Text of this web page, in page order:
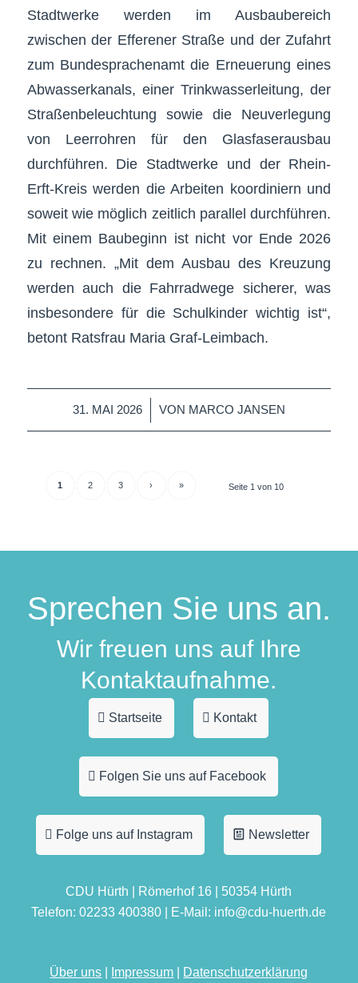
Stadtwerke werden im Ausbaubereich
zwischen der Efferener Straße und der Zufahrt
zum Bundesprachenamt die Erneuerung eines
Abwasserkanals, einer Trinkwasserleitung, der
Straßenbeleuchtung sowie die Neuverlegung
von Leerrohren für den Glasfaserausbau
durchführen. Die Stadtwerke und der Rhein-
Erft-Kreis werden die Arbeiten koordiniern und
soweit wie möglich zeitlich parallel durchführen.
Mit einem Baubeginn ist nicht vor Ende 2026
zu rechnen. „Mit dem Ausbau des Kreuzung
werden auch die Fahrradwege sicherer, was
insbesondere für die Schulkinder wichtig ist“,
betont Ratsfrau Maria Graf-Leimbach.
31. MAI 2026
/ VON MARCO JANSEN
Seite 1 von 10
1 2 3 › »
Sprechen Sie uns an.
Wir freuen uns auf Ihre
Kontaktaufnahme.
Startseite Kontakt
Folgen Sie uns auf Facebook
Folge uns auf Instagram Newsletter
CDU Hürth | Römerhof 16 | 50354 Hürth
Telefon: 02233 400380 | E-Mail: info@cdu-huerth.de
Über uns Impressum Datenschutzerklärung